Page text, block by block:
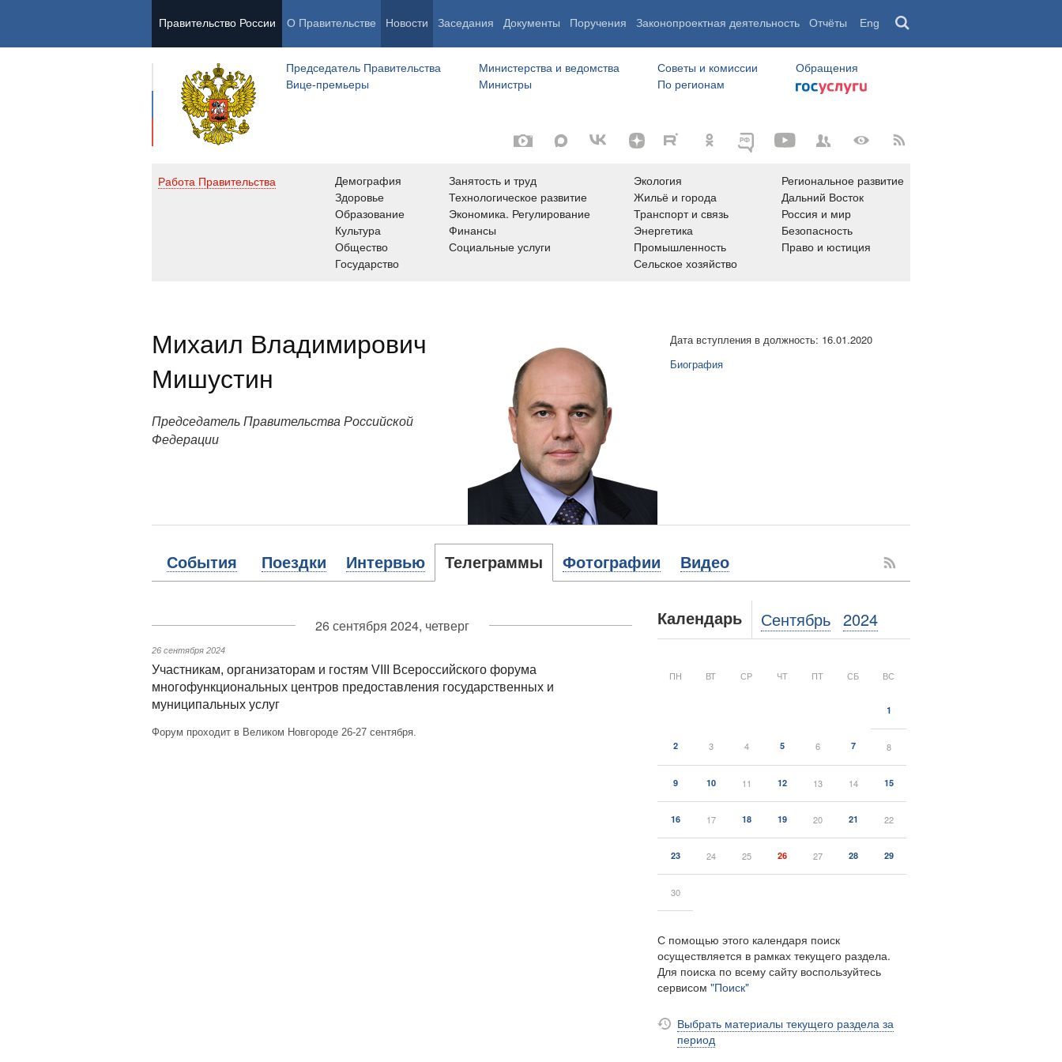
Правительство России О Правительстве Новости Заседания Документы Поручения Законопроектная деятельность Отчёты Eng
Председатель Правительства
Вице-премьеры
Министерства и ведомства
Министры
Советы и комиссии
По регионам
Обращения
Работа Правительства
Демография
Здоровье
Образование
Культура
Общество
Государство
Занятость и труд
Технологическое развитие
Экономика. Регулирование
Финансы
Социальные услуги
Экология
Жильё и города
Транспорт и связь
Энергетика
Промышленность
Сельское хозяйство
Региональное развитие
Дальний Восток
Россия и мир
Безопасность
Право и юстиция
Михаил Владимирович
Мишустин
Председатель Правительства Российской
Федерации
Дата вступления в должность: 16.01.2020
Биография
События Поездки Интервью Телеграммы Фотографии Видео
26 сентября 2024, четверг
26 сентября 2024
Участникам, организаторам и гостям VIII Всероссийского форума
многофункциональных центров предоставления государственных и
муниципальных услуг
Форум проходит в Великом Новгороде 26-27 сентября.
Календарь Сентябрь 2024
ПН ВТ СР ЧТ ПТ СБ ВС
1
2 3 4 5 6 7 8
9 10 11 12 13 14 15
16 17 18 19 20 21 22
23 24 25 26 27 28 29
30
С помощью этого календаря поиск
осуществляется в рамках текущего раздела.
Для поиска по всему сайту воспользуйтесь
сервисом "Поиск"
Выбрать материалы текущего раздела за
период